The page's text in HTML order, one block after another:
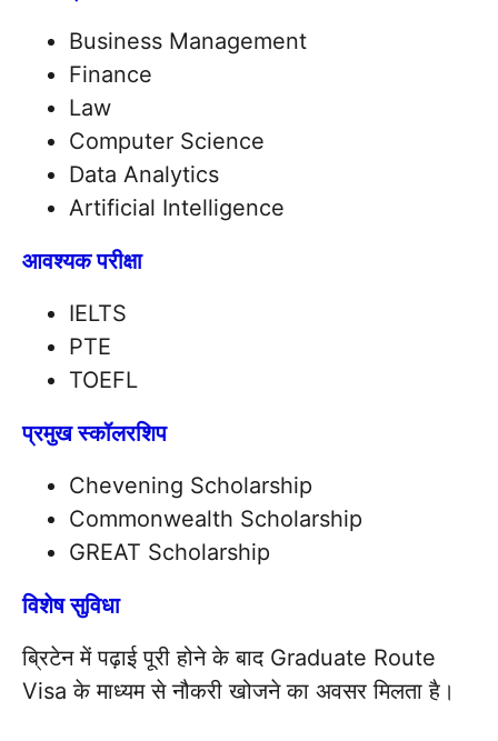
Business Management
Finance
Law
Computer Science
Data Analytics
Artificial Intelligence
आवश्यक परीक्षा
IELTS
PTE
TOEFL
प्रमुख स्कॉलरशिप
Chevening Scholarship
Commonwealth Scholarship
GREAT Scholarship
विशेष सुविधा
ब्रिटेन में पढ़ाई पूरी होने के बाद Graduate Route
Visa के माध्यम से नौकरी खोजने का अवसर मिलता है।